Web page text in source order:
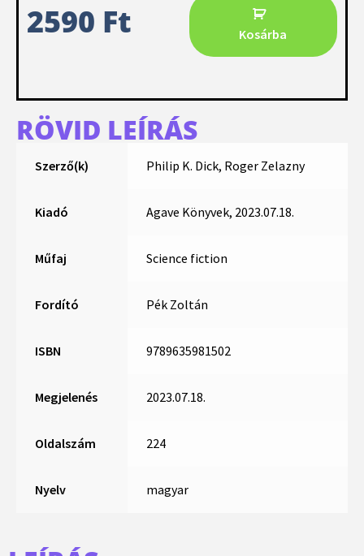
2590 Ft Kosárba
RÖVID LEÍRÁS
Szerző(k) Philip K. Dick, Roger Zelazny
Kiadó Agave Könyvek, 2023.07.18.
Műfaj Science fiction
Fordító Pék Zoltán
ISBN 9789635981502
Megjelenés 2023.07.18.
Oldalszám 224
Nyelv magyar